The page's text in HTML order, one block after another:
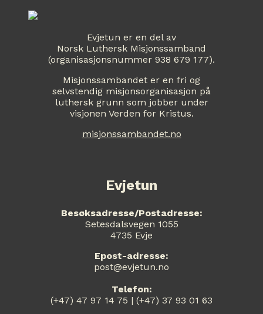
Evjetun er en del av
Norsk Luthersk Misjonssamband
(organisasjonsnummer 938 679 177).
Misjonssambandet er en fri og
selvstendig misjonsorganisasjon på
luthersk grunn som jobber under
visjonen Verden for Kristus.
misjonssambandet.no
Evjetun
Besøksadresse/Postadresse:
Setesdalsvegen 1055
4735 Evje
Epost-adresse:
post@evjetun.no
Telefon:
(+47) 47 97 14 75 | (+47) 37 93 01 63